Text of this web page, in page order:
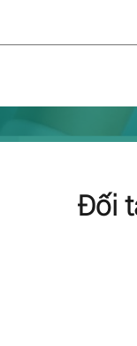
Đối